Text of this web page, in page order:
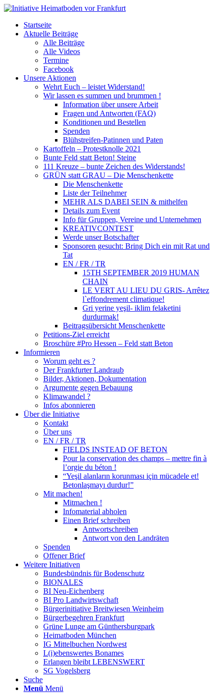
Startseite
Aktuelle Beiträge
Alle Beiträge
Alle Videos
Termine
Facebook
Unsere Aktionen
Wehrt Euch – leistet Widerstand!
Wir lassen es summen und brummen !
Information über unsere Arbeit
Fragen und Antworten (FAQ)
Konditionen und Bestellen
Spenden
Blühstreifen-Patinnen und Paten
Kartoffeln – Protestknolle 2021
Bunte Feld statt Beton! Steine
111 Kreuze – bunte Zeichen des Widerstands!
GRÜN statt GRAU – Die Menschenkette
Die Menschenkette
Liste der Teilnehmer
MEHR ALS DABEI SEIN & mithelfen
Details zum Event
Info für Gruppen, Vereine und Unternehmen
KREATIVCONTEST
Werde unser Botschafter
Sponsoren gesucht: Bring Dich ein mit Rat und
Tat
EN / FR / TR
15TH SEPTEMBER 2019 HUMAN
CHAIN
LE VERT AU LIEU DU GRIS- Arrêtez
l`effondrement climatique!
Gri yerine yeşil- iklim felaketini
durdurmak!
Beitragsübersicht Menschenkette
Petitions-Ziel erreicht
Broschüre #Pro Hessen – Feld statt Beton
Informieren
Worum geht es ?
Der Frankfurter Landraub
Bilder, Aktionen, Dokumentation
Argumente gegen Bebauung
Klimawandel ?
Infos abonnieren
Über die Initiative
Kontakt
Über uns
EN / FR / TR
FIELDS INSTEAD OF BETON
Pour la conservation des champs – mettre fin à
l’orgie du béton !
“Yeşil alanların korunması için mücadele et!
Betonlaşmayı durdur!”
Mit machen!
Mitmachen !
Infomaterial abholen
Einen Brief schreiben
Antwortschreiben
Antwort von den Landräten
Spenden
Offener Brief
Weitere Initiativen
Bundesbündnis für Bodenschutz
BIONALES
BI Neu-Eichenberg
BI Pro Landwirtswchaft
Bürgerinitiative Breitwiesen Weinheim
Bürgerbegehren Frankfurt
Grüne Lunge am Günthersburgpark
Heimatboden München
IG Mittelbuchen Nordwest
L(i)ebenswertes Bonames
Erlangen bleibt LEBENSWERT
SG Vogelsberg
Suche
Menü Menü